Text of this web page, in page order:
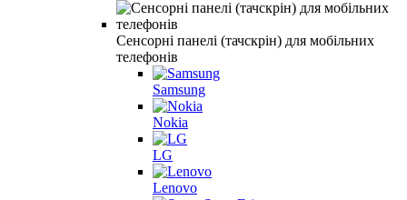
Сенсорні панелі (тачскрін) для мобільних
телефонів
Samsung
Nokia
LG
Lenovo